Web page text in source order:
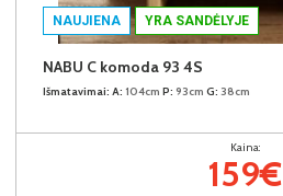
NAUJIENA YRA SANDĖLYJE
NABU C komoda 93 4S
Išmatavimai: A: 104cm P: 93cm G: 38cm
Kaina:
159€